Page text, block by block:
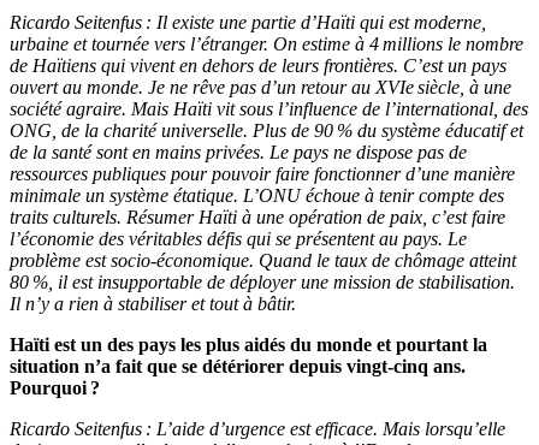
Ricardo Seitenfus : Il existe une partie d’Haïti qui est moderne,
urbaine et tournée vers l’étranger. On estime à 4 millions le nombre
de Haïtiens qui vivent en dehors de leurs frontières. C’est un pays
ouvert au monde. Je ne rêve pas d’un retour au XVIe siècle, à une
société agraire. Mais Haïti vit sous l’influence de l’international, des
ONG, de la charité universelle. Plus de 90 % du système éducatif et
de la santé sont en mains privées. Le pays ne dispose pas de
ressources publiques pour pouvoir faire fonctionner d’une manière
minimale un système étatique. L’ONU échoue à tenir compte des
traits culturels. Résumer Haïti à une opération de paix, c’est faire
l’économie des véritables défis qui se présentent au pays. Le
problème est socio-économique. Quand le taux de chômage atteint
80 %, il est insupportable de déployer une mission de stabilisation.
Il n’y a rien à stabiliser et tout à bâtir.
Haïti est un des pays les plus aidés du monde et pourtant la
situation n’a fait que se détériorer depuis vingt-cinq ans.
Pourquoi ?
Ricardo Seitenfus : L’aide d’urgence est efficace. Mais lorsqu’elle